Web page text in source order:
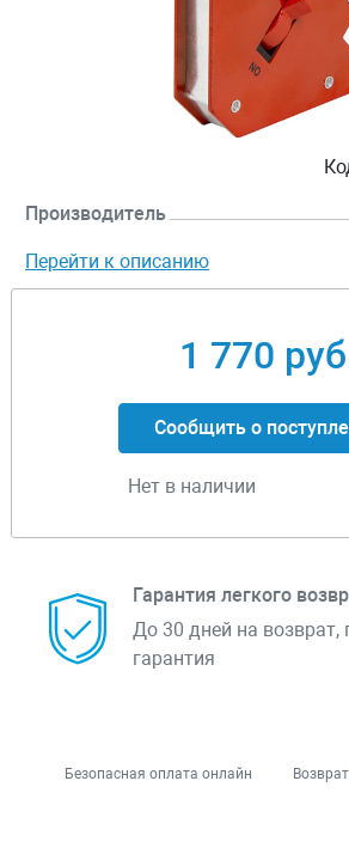
Производитель
Перейти к описанию
1 770
Сообщить о
Нет в наличии
Гарантия легкого
До 30 дней на возврат,
гарантия
Безопасная оплата онлайн